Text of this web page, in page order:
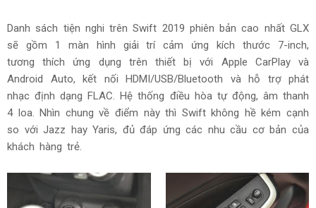
Danh sách tiện nghi trên Swift 2019 phiên bản cao nhất GLX
sẽ gồm 1 màn hình giải trí cảm ứng kích thước 7-inch,
tương thích ứng dụng trên thiết bị với Apple CarPlay và
Android Auto, kết nối HDMI/USB/Bluetooth và hỗ trợ phát
nhạc định dạng FLAC. Hệ thống điều hòa tự động, âm thanh
4 loa. Nhìn chung về điểm này thì Swift không hề kém cạnh
so với Jazz hay Yaris, đủ đáp ứng các nhu cầu cơ bản của
khách hàng trẻ.